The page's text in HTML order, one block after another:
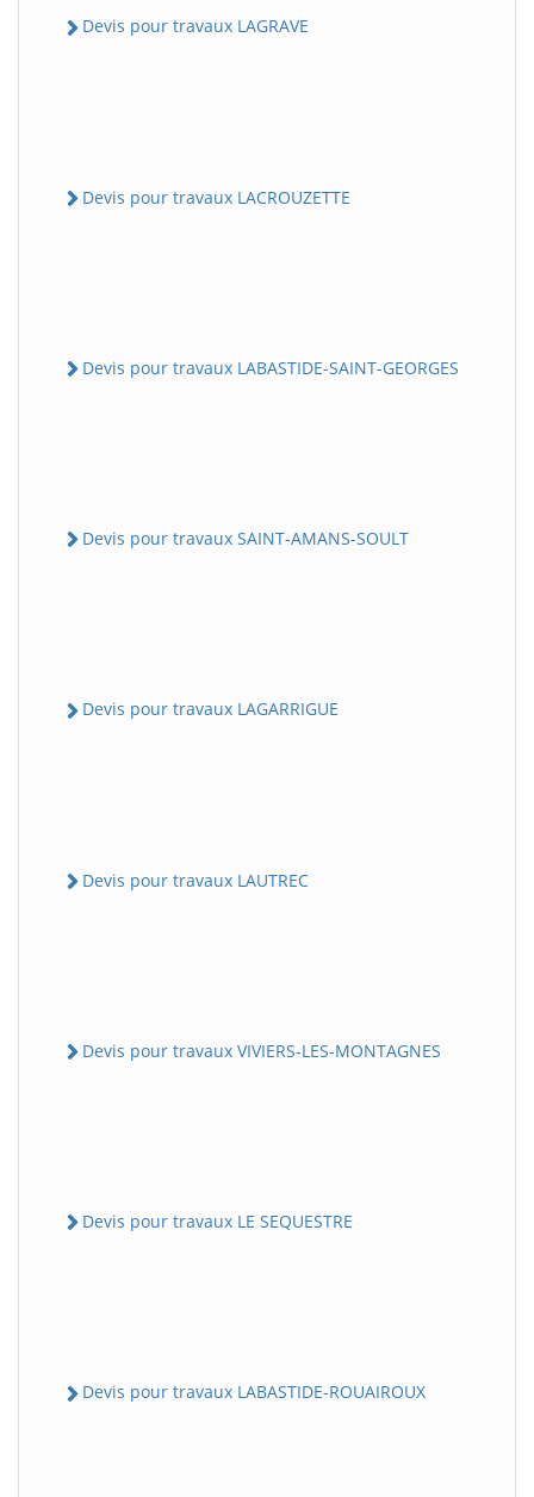
Devis pour travaux LAGRAVE
Devis pour travaux LACROUZETTE
Devis pour travaux LABASTIDE-SAINT-GEORGES
Devis pour travaux SAINT-AMANS-SOULT
Devis pour travaux LAGARRIGUE
Devis pour travaux LAUTREC
Devis pour travaux VIVIERS-LES-MONTAGNES
Devis pour travaux LE SEQUESTRE
Devis pour travaux LABASTIDE-ROUAIROUX